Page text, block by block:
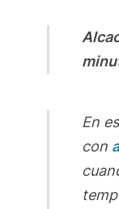
En
con